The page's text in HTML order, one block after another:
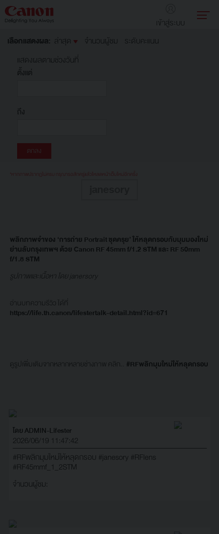
เข้าสู่ระบบ
เลือกแสดงผล: ล่าสุด จำนวนผู้ชม
ระดับคะแนน
แสดงผลตามช่วงวันที่
ตั้งแต่
ถึง
*หากภาพปรากฏไม่ครบ กรุณารอสักครู่แล้วโหลดหน้าเว็บใหม่อีกครั้ง
พลิกภาพจำของ ‘การถ่าย Portrait ชุดครุย’ ให้หลุดกรอบกับมุมมองใหม่
ย่านลับกรุงเทพฯ ด้วย Canon RF 45mm f/1.2 STM และ RF 50mm
f/1.8 STM
รูปภาพและเนื้อหา โดย janersory
อ่านบทความรีวิว ได้ที่
https://life.th.canon/lifestertalk-detail.html?id=671
ดูรูปเพิ่มเติมจากหลากหลายช่างภาพ คลิก.. #RFพลิกมุมใหม่ให้หลุดกรอบ
โดย ADMIN-Lifester
2026/06/19 11:47:42
#RFพลิกมุมใหม่ให้หลุดกรอบ #janesory #RFlens
#RF45mmf_1_2STM
จำนวนผู้ชม: